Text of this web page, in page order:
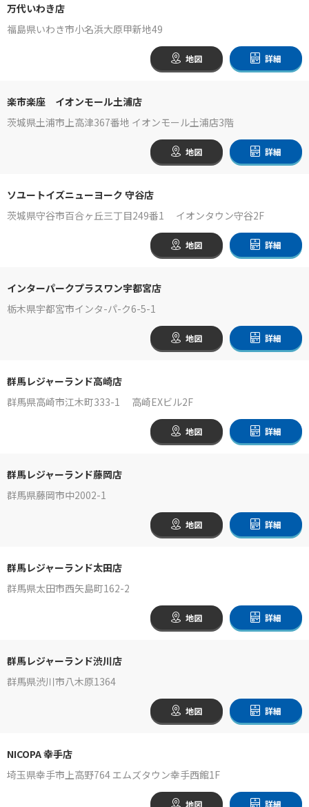
万代いわき店
福島県いわき市小名浜大原甲新地49
地図 詳細
楽市楽座 イオンモール土浦店
茨城県土浦市上高津367番地 イオンモール土浦店3階
地図 詳細
ソユートイズニューヨーク 守谷店
茨城県守谷市百合ヶ丘三丁目249番1 イオンタウン守谷2F
地図 詳細
インターパークプラスワン宇都宮店
栃木県宇都宮市インタ-パ-ク6-5-1
地図 詳細
群馬レジャーランド高崎店
群馬県高崎市江木町333-1 高崎EXビル2F
地図 詳細
群馬レジャーランド藤岡店
群馬県藤岡市中2002-1
地図 詳細
群馬レジャーランド太田店
群馬県太田市西矢島町162-2
地図 詳細
群馬レジャーランド渋川店
群馬県渋川市八木原1364
地図 詳細
NICOPA 幸手店
埼玉県幸手市上高野764 エムズタウン幸手西館1F
地図 詳細